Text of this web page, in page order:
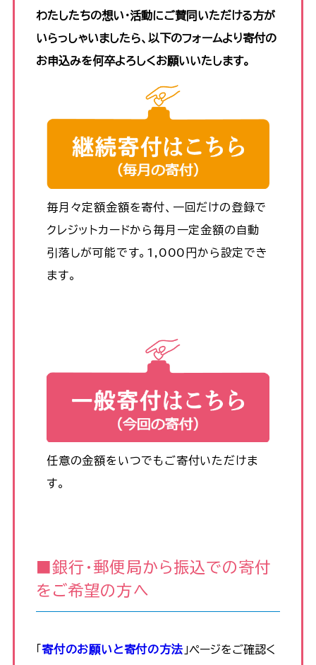
わたしたちの想い・活動にご賛同いただける方が
いらっしゃいましたら、以下のフォームより寄付の
お申込みを何卒よろしくお願いいたします。
毎月々定額金額を寄付、一回だけの登録で
クレジットカードから毎月一定金額の自動
引落しが可能です。1,000円から設定でき
ます。
任意の金額をいつでもご寄付いただけま
す。
■銀行・郵便局から振込での寄付
をご希望の方へ
寄付のお願いと寄付の方法 」ページをご確認く